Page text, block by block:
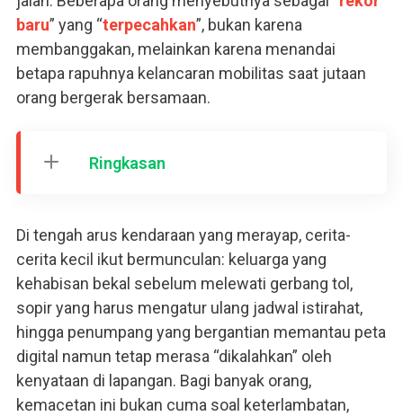
baru” yang “terpecahkan”, bukan karena
membanggakan, melainkan karena menandai
betapa rapuhnya kelancaran mobilitas saat jutaan
orang bergerak bersamaan.
Ringkasan
Di tengah arus kendaraan yang merayap, cerita-
cerita kecil ikut bermunculan: keluarga yang
kehabisan bekal sebelum melewati gerbang tol,
sopir yang harus mengatur ulang jadwal istirahat,
hingga penumpang yang bergantian memantau peta
digital namun tetap merasa “dikalahkan” oleh
kenyataan di lapangan. Bagi banyak orang,
kemacetan ini bukan cuma soal keterlambatan,